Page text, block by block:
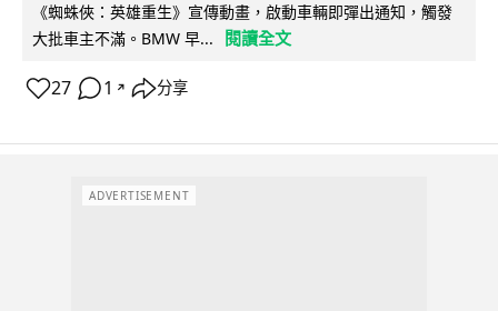
《蜘蛛俠：英雄重生》宣傳動畫，啟動車輛即彈出通知，觸發
大批車主不滿。BMW 早...
閱讀全文
27 1 ↗ 分享
ADVERTISEMENT